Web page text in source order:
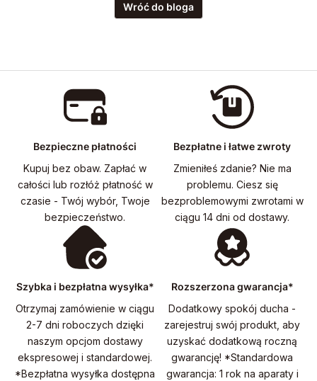
Wróć do bloga
Bezpieczne płatności
Kupuj bez obaw. Zapłać w
całości lub rozłóż płatność w
czasie - Twój wybór, Twoje
bezpieczeństwo.
Bezpłatne i łatwe zwroty
Zmieniłeś zdanie? Nie ma
problemu. Ciesz się
bezproblemowymi zwrotami w
ciągu 14 dni od dostawy.
Szybka i bezpłatna wysyłka*
Otrzymaj zamówienie w ciągu
2-7 dni roboczych dzięki
naszym opcjom dostawy
ekspresowej i standardowej.
*Bezpłatna wysyłka dostępna
Rozszerzona gwarancja*
Dodatkowy spokój ducha -
zarejestruj swój produkt, aby
uzyskać dodatkową roczną
gwarancję! *Standardowa
gwarancja: 1 rok na aparaty i